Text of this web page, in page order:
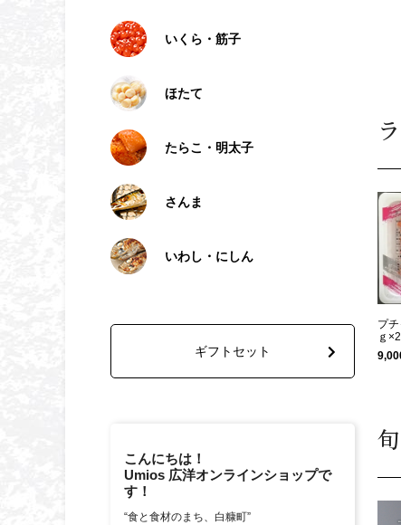
いくら・筋子
ほたて
たらこ・明太子
さんま
いわし・にしん
ギフトセット
こんにちは！
Umios 広洋オンラインショップで
す！
“食と食材のまち、白糠町”
プ
ｇ×2